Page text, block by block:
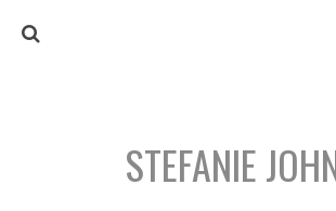
STEFANIE